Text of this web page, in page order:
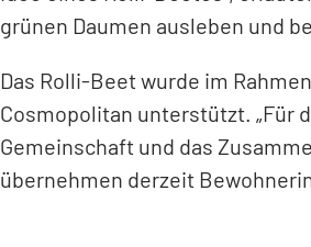
grünen Daumen ausleben und
Das Rolli-Beet wurde im
Cosmopolitan unterstützt. „Für
Gemeinschaft und das
übernehmen derzeit